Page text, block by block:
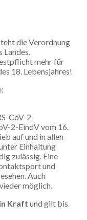
die Verordnung
Landes.
mehr für
18. Lebensjahres!
CoV-2-
2-EindV vom 16.
auf und in allen
Einhaltung
zulässig. Eine
und
Auch
möglich.
Kraft und gilt bis